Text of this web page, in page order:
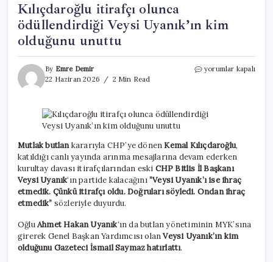
Kılıçdaroğlu itirafçı olunca
ödüllendirdiği Veysi Uyanık’ın kim
olduğunu unuttu
By Emre Demir
22 Haziran 2026
2 Min Read
Kılıçdaroğlu
Veysi
Uyanık’ın
olduğunu
unuttu
için
yorumlar kapalı
Mutlak butlankararıyla CHP’ye dönenKemal Kılıçdaroğlu,
katıldığı canlı yayında arınma mesajlarına devam ederken
kurultay davası itirafçılarından eski CHP Bitlis İl Başkanı
Veysi Uyanık‘ın partide kalacağını“Veysi Uyanık’ı ise ihraç
etmedik. Çünkü itirafçı oldu. Doğruları söyledi. Ondan ihraç
etmedik” sözleriyle duyurdu.
OğluAhmet Hakan Uyanık‘ın da butlan yönetiminin MYK’sına
girerek Genel Başkan Yardımcısı olanVeysi Uyanık’ın kim
olduğunu Gazeteci İsmail Saymaz hatırlattı.